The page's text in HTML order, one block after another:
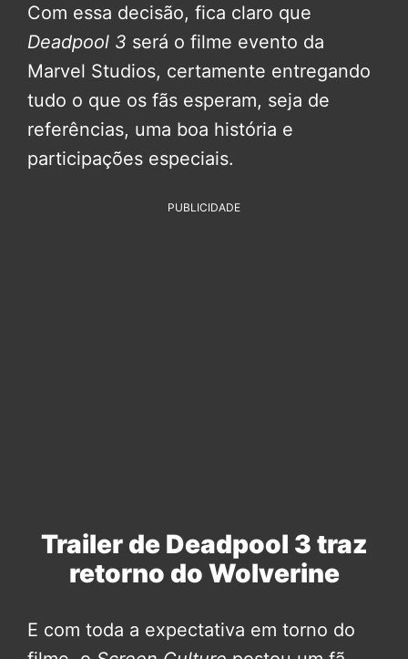
Com essa decisão, fica claro que
Deadpool 3 será o filme evento da
Marvel Studios, certamente entregando
tudo o que os fãs esperam, seja de
referências, uma boa história e
participações especiais.
PUBLICIDADE
Trailer de Deadpool 3 traz
retorno do Wolverine
E com toda a expectativa em torno do